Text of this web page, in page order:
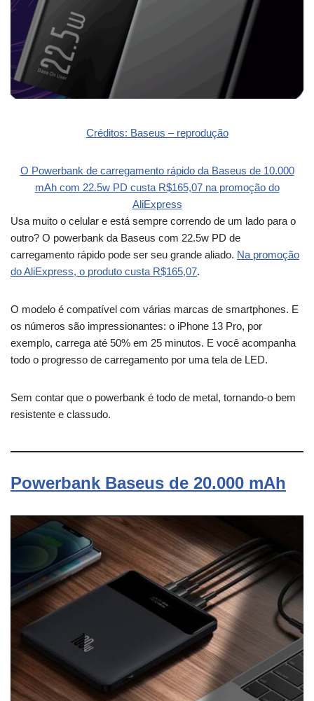
Créditos: Baseus – reprodução
O Powerbank de carregamento rápido da Baseus de 10.000
mAh com 22.5w PD custa R$165,07 na promoção do
AliExpress
Usa muito o celular e está sempre correndo de um lado para o
outro? O powerbank da Baseus com 22.5w PD de
carregamento rápido pode ser seu grande aliado. Na promoção
do AliExpress, o produto custa R$165,07.
O modelo é compatível com várias marcas de smartphones. E
os números são impressionantes: o iPhone 13 Pro, por
exemplo, carrega até 50% em 25 minutos. E você acompanha
todo o progresso de carregamento por uma tela de LED.
Sem contar que o powerbank é todo de metal, tornando-o bem
resistente e classudo.
Powerbank Baseus de 20.000 mAh